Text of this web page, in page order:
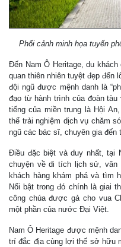
Phối cảnh minh họa tuyến
Đến Nam Ô Heritage, du
quan thiên nhiên tuyệt đẹp
đội ngũ được mệnh danh là
đạo từ hành trình của đoàn
tiếng của miền trung là Hội
thể trải nghiệm dịch vụ chăm
ngũ các bác sĩ, chuyên gia đến
Điều đặc biệt và duy nhất, tại
chuyện về di tích lịch sử, văn
khách hàng khám phá và tìm
Nổi bật trong đó chính là giai
công chúa được gả cho vua
một phần của nước Đại Việt.
Nam Ô Heritage được mệnh
trí đắc địa cùng lợi thế sở hữu